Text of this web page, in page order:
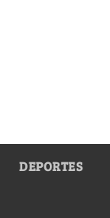
DEPORTES